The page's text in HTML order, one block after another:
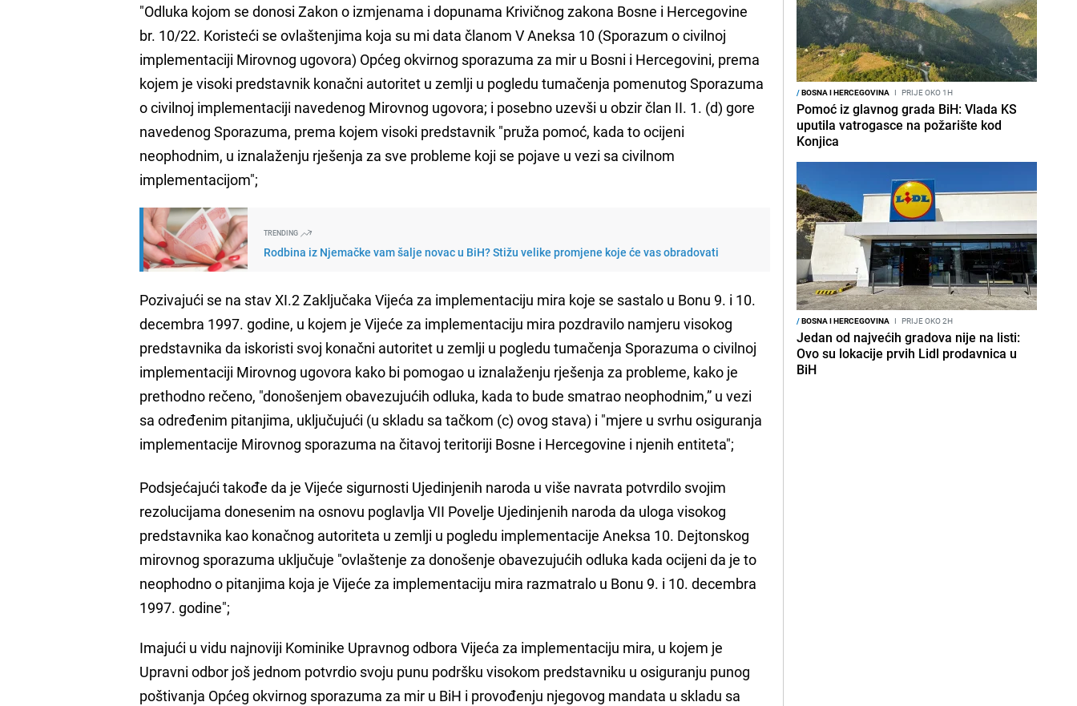
"Odluka kojom se donosi Zakon o izmjenama i dopunama Krivičnog zakona Bosne i Hercegovine
br. 10/22. Koristeći se ovlaštenjima koja su mi data članom V Aneksa 10 (Sporazum o civilnoj
implementaciji Mirovnog ugovora) Općeg okvirnog sporazuma za mir u Bosni i Hercegovini, prema
kojem je visoki predstavnik konačni autoritet u zemlji u pogledu tumačenja pomenutog Sporazuma
o civilnoj implementaciji navedenog Mirovnog ugovora; i posebno uzevši u obzir član II. 1. (d) gore
navedenog Sporazuma, prema kojem visoki predstavnik "pruža pomoć, kada to ocijeni
neophodnim, u iznalaženju rješenja za sve probleme koji se pojave u vezi sa civilnom
implementacijom";
TRENDING
Rodbina iz Njemačke vam šalje novac u BiH? Stižu velike promjene koje će vas obradovati
Pozivajući se na stav XI.2 Zaključaka Vijeća za implementaciju mira koje se sastalo u Bonu 9. i 10.
decembra 1997. godine, u kojem je Vijeće za implementaciju mira pozdravilo namjeru visokog
predstavnika da iskoristi svoj konačni autoritet u zemlji u pogledu tumačenja Sporazuma o civilnoj
implementaciji Mirovnog ugovora kako bi pomogao u iznalaženju rješenja za probleme, kako je
prethodno rečeno, "donošenjem obavezujućih odluka, kada to bude smatrao neophodnim,” u vezi
sa određenim pitanjima, uključujući (u skladu sa tačkom (c) ovog stava) i "mjere u svrhu osiguranja
implementacije Mirovnog sporazuma na čitavoj teritoriji Bosne i Hercegovine i njenih entiteta";
Podsjećajući takođe da je Vijeće sigurnosti Ujedinjenih naroda u više navrata potvrdilo svojim
rezolucijama donesenim na osnovu poglavlja VII Povelje Ujedinjenih naroda da uloga visokog
predstavnika kao konačnog autoriteta u zemlji u pogledu implementacije Aneksa 10. Dejtonskog
mirovnog sporazuma uključuje "ovlaštenje za donošenje obavezujućih odluka kada ocijeni da je to
neophodno o pitanjima koja je Vijeće za implementaciju mira razmatralo u Bonu 9. i 10. decembra
1997. godine";
Imajući u vidu najnoviji Kominike Upravnog odbora Vijeća za implementaciju mira, u kojem je
Upravni odbor još jednom potvrdio svoju punu podršku visokom predstavniku u osiguranju punog
poštivanja Općeg okvirnog sporazuma za mir u BiH i provođenju njegovog mandata u skladu sa
/BOSNA I HERCEGOVINA I PRIJE OKO 1H
Pomoć iz glavnog grada BiH: Vlada KS
uputila vatrogasce na požarište kod
Konjica
/BOSNA I HERCEGOVINA I PRIJE OKO 2H
Jedan od najvećih gradova nije na listi:
Ovo su lokacije prvih Lidl prodavnica u
BiH